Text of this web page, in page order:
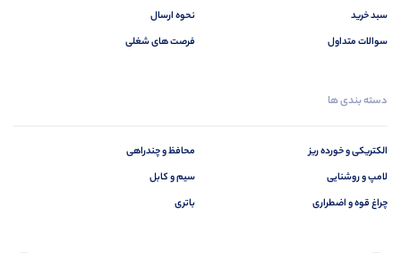
سبد خرید
سوالات متداول
نحوه ارسال
فرصت های شغلی
دسته بندی ها
الکتریکی و خورده ریز
لامپ و روشنایی
چراغ قوه و اضطراری
محافظ و چندراهی
سیم و کابل
باتری